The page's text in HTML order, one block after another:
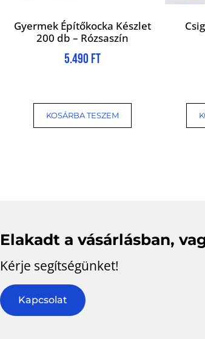
Gyermek Építőkocka Készlet
200 db – Rózsaszín
5.490 Ft
KOSÁRBA TESZEM
Elakadt a vásárlásban,
Kérje segítségünket!
Kapcsolat